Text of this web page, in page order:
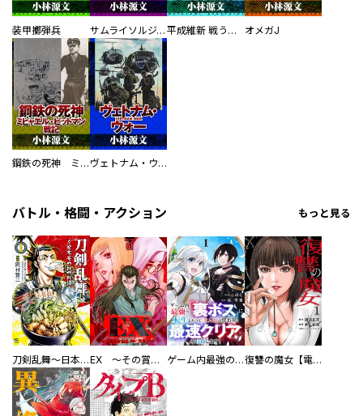
装甲擲弾兵 サムライソルジャー SAMURAI SOLDIER 平成維新 戦う自衛隊 オメガJ
鋼鉄の死神 ミヒャエル・ビットマン戦記 ヴェトナム・ウォー VIETNAM WAR
バトル・格闘・アクション もっと見る
刀剣乱舞～日本号つれづれ酒～ EX ～その賞金稼ぎは、世界の出口を探す～【単行本版】 ゲーム内最強の『裏ボス』に転生したので、主人公の代わりに最速クリアを目指します！【電子単行本版】 復讐の魔女【電子単行本版】